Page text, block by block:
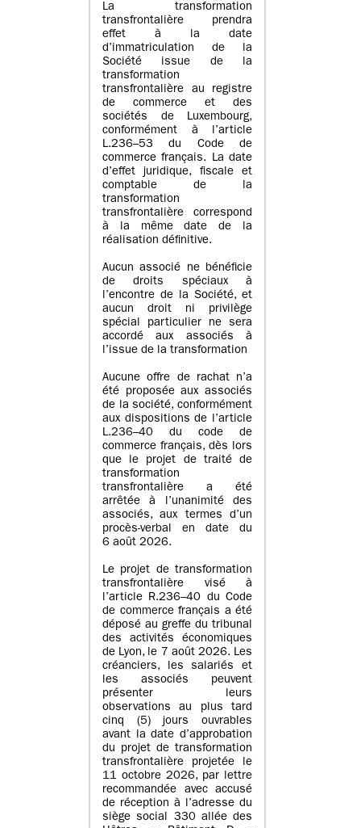
La transformation
transfrontalière prendra
effet à la date
d’immatriculation de la
Société issue de la
transformation
transfrontalière au registre
de commerce et des
sociétés de Luxembourg,
conformément à l’article
L.236–53 du Code de
commerce français. La date
d’effet juridique, fiscale et
comptable de la
transformation
transfrontalière correspond
à la même date de la
réalisation définitive.
Aucun associé ne bénéficie
de droits spéciaux à
l’encontre de la Société, et
aucun droit ni privilège
spécial particulier ne sera
accordé aux associés à
l’issue de la transformation
Aucune offre de rachat n’a
été proposée aux associés
de la société, conformément
aux dispositions de l’article
L.236–40 du code de
commerce français, dès lors
que le projet de traité de
transformation
transfrontalière a été
arrêtée à l’unanimité des
associés, aux termes d’un
procès-verbal en date du
6 août 2026.
Le projet de transformation
transfrontalière visé à
l’article R.236–40 du Code
de commerce français a été
déposé au greffe du tribunal
des activités économiques
de Lyon, le 7 août 2026. Les
créanciers, les salariés et
les associés peuvent
présenter leurs
observations au plus tard
cinq (5) jours ouvrables
avant la date d’approbation
du projet de transformation
transfrontalière projetée le
11 octobre 2026, par lettre
recommandée avec accusé
de réception à l’adresse du
siège social 330 allée des